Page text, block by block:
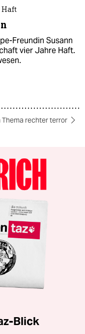
Haft
Freundin Susann
vier Jahre Haft.
Thema rechter terror
Blick